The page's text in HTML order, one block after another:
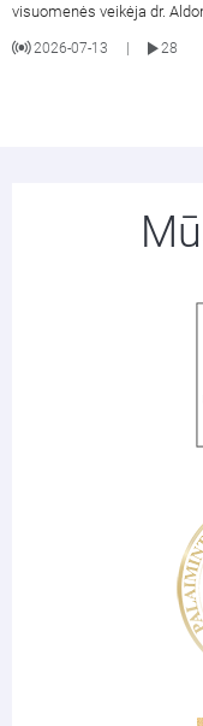
visuomenės veikėja dr.
2026-07-13 28